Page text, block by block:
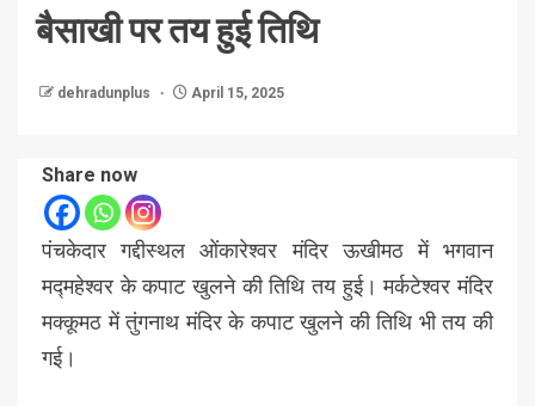
बैसाखी पर तय हुई तिथि
dehradunplus April 15, 2025
Share now
पंचकेदार गद्दीस्थल ओंकारेश्वर मंदिर ऊखीमठ में भगवान
मद्महेश्वर के कपाट खुलने की तिथि तय हुई। मर्कटेश्वर मंदिर
मक्कूमठ में तुंगनाथ मंदिर के कपाट खुलने की तिथि भी तय की
गई।